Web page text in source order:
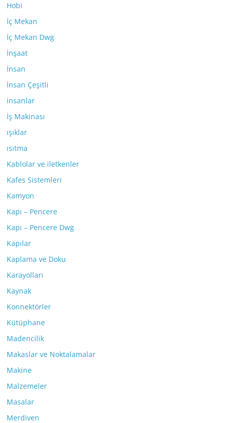
Hobi
İç Mekan
İç Mekan Dwg
İnşaat
İnsan
İnsan Çeşitli
insanlar
İş Makinası
ışıklar
ısıtma
Kablolar ve iletkenler
Kafes Sistemleri
Kamyon
Kapı – Pencere
Kapı – Pencere Dwg
Kapılar
Kaplama ve Doku
Karayolları
Kaynak
Konnektörler
Kütüphane
Madencilik
Makaslar ve Noktalamalar
Makine
Malzemeler
Masalar
Merdiven